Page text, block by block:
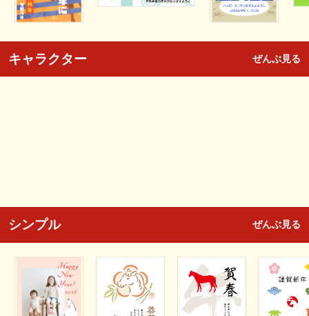
キャラクター ぜんぶ見る
シンプル ぜんぶ見る